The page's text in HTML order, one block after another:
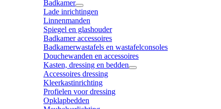
Badkamer
Lade inrichtingen
Linnenmanden
Spiegel en glashouder
Badkamer accessoires
Badkamerwastafels en wastafelconsoles
Douchewanden en accessoires
Kasten, dressing en bedden
Accessoires dressing
Kleerkastinrichting
Profielen voor dressing
Opklapbedden